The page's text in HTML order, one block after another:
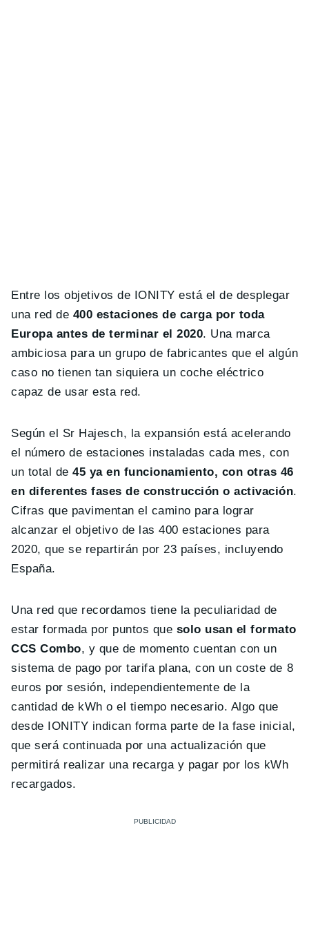
Entre los objetivos de IONITY está el de desplegar
una red de 400 estaciones de carga por toda
Europa antes de terminar el 2020. Una marca
ambiciosa para un grupo de fabricantes que el algún
caso no tienen tan siquiera un coche eléctrico
capaz de usar esta red.
Según el Sr Hajesch, la expansión está acelerando
el número de estaciones instaladas cada mes, con
un total de 45 ya en funcionamiento, con otras 46
en diferentes fases de construcción o activación.
Cifras que pavimentan el camino para lograr
alcanzar el objetivo de las 400 estaciones para
2020, que se repartirán por 23 países, incluyendo
España.
Una red que recordamos tiene la peculiaridad de
estar formada por puntos que solo usan el formato
CCS Combo, y que de momento cuentan con un
sistema de pago por tarifa plana, con un coste de 8
euros por sesión, independientemente de la
cantidad de kWh o el tiempo necesario. Algo que
desde IONITY indican forma parte de la fase inicial,
que será continuada por una actualización que
permitirá realizar una recarga y pagar por los kWh
recargados.